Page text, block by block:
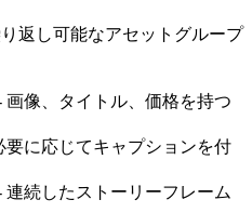
返し可能なアセットグループ
画像、タイトル、価格を持つ
要に応じてキャプションを付
連続したストーリーフレーム